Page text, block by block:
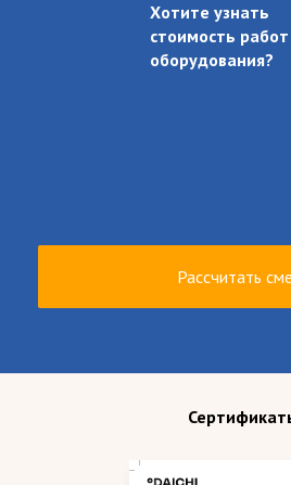
Хотите узнать
стоимость работ
оборудования?
Рассчитать